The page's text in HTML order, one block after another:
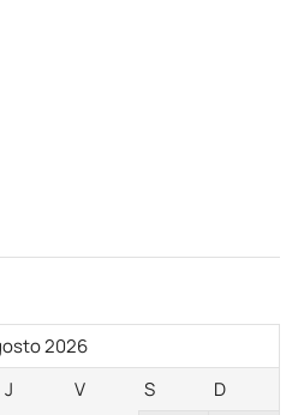
2026
J V S
D